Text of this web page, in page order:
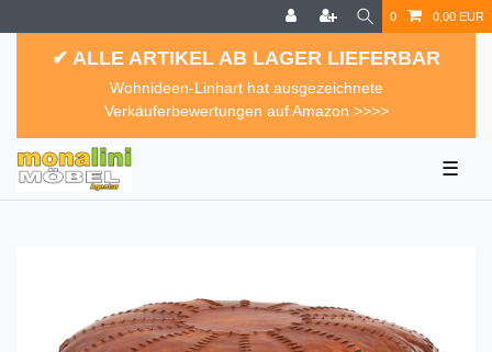
0 0,00 EUR
✔ ALLE ARTIKEL AB LAGER LIEFERBAR
Wohnideen-Linhart hat ausgezeichnete
Verkäuferbewertungen auf Amazon >>>>
☰